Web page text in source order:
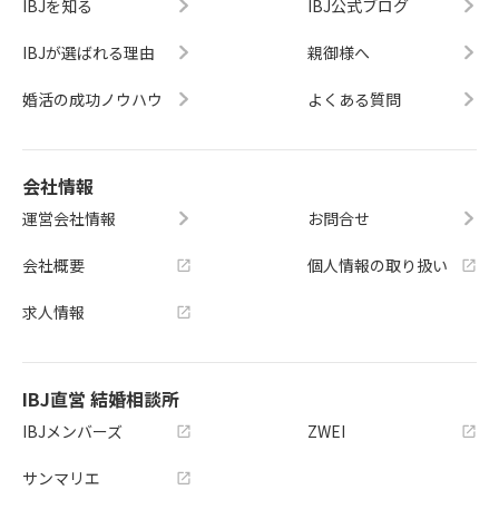
IBJを知る
IBJが選ばれる理由
婚活の成功ノウハウ
IBJ公式ブログ
親御様へ
よくある質問
会社情報
運営会社情報
会社概要
求人情報
お問合せ
個人情報の取り扱い
IBJ直営 結婚相談所
IBJメンバーズ
サンマリエ
ZWEI